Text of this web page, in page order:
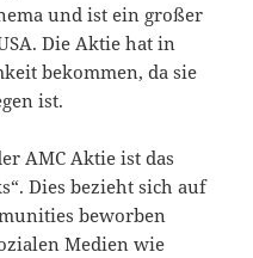
und ist ein großer
Die Aktie hat in
bekommen, da sie
ist.
AMC Aktie ist das
Dies bezieht sich auf
beworben
Medien wie